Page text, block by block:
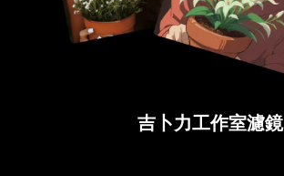
吉卜力工作室濾鏡